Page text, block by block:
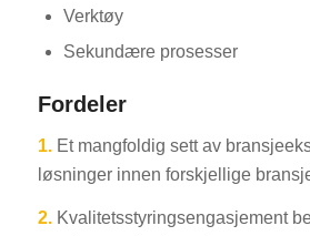
Verktøy
Sekundære prosesser
Fordeler
1.Et mangfoldig sett av
løsninger innen forskjellige
2.Kvalitetsstyringsengasjement